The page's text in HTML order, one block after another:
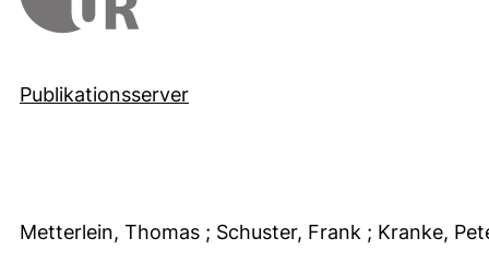
Publikationsserver
Metterlein, Thomas ; Schuster, Frank ; Kranke,